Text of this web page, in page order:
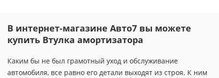
В интернет-магазине Авто7 вы можете
купить Втулка амортизатора
Каким бы не был грамотный уход и обслуживание
автомобиля, все равно его детали выходят из строя. К ним